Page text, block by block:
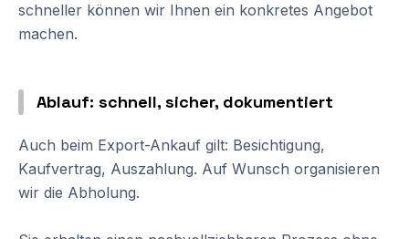
schneller können wir Ihnen ein konkretes Angebot
machen.
Ablauf: schnell, sicher, dokumentiert
Auch beim Export-Ankauf gilt: Besichtigung,
Kaufvertrag, Auszahlung. Auf Wunsch organisieren
wir die Abholung.